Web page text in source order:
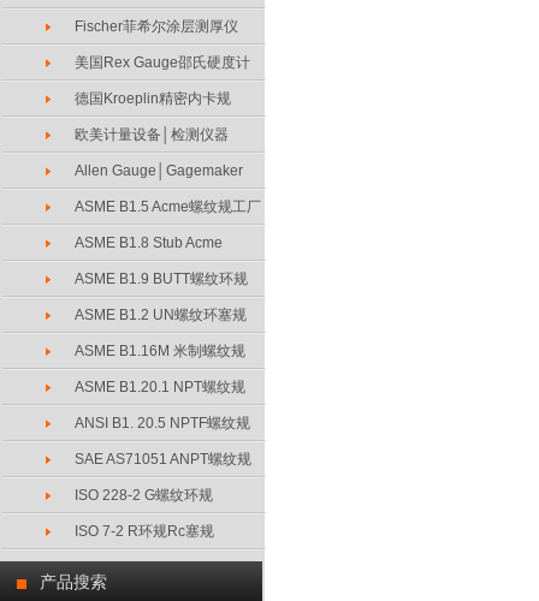
产品搜索
Fischer菲希尔涂层测厚仪
美国Rex Gauge邵氏硬度计
德国Kroeplin精密内卡规
欧美计量设备│检测仪器
Allen Gauge│Gagemaker
ASME B1.5 Acme螺纹规工厂
ASME B1.8 Stub Acme
ASME B1.9 BUTT螺纹环规
ASME B1.2 UN螺纹环塞规
ASME B1.16M 米制螺纹规
ASME B1.20.1 NPT螺纹规
ANSI B1. 20.5 NPTF螺纹规
SAE AS71051 ANPT螺纹规
ISO 228-2 G螺纹环规
ISO 7-2 R环规Rc塞规